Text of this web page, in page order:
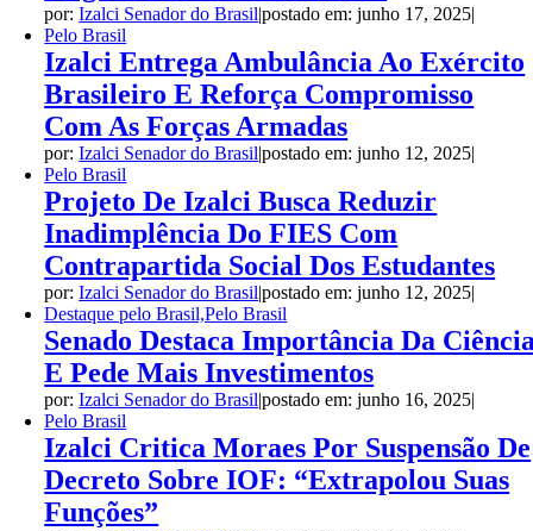
por:Izalci Senador do Brasil|postado em: junho 17, 2025|
Pelo Brasil
Izalci Entrega Ambulância Ao Exército
Brasileiro E Reforça Compromisso
Com As Forças Armadas
por:Izalci Senador do Brasil|postado em: junho 12, 2025|
Pelo Brasil
Projeto De Izalci Busca Reduzir
Inadimplência Do FIES Com
Contrapartida Social Dos Estudantes
por:Izalci Senador do Brasil|postado em: junho 12, 2025|
Destaque pelo Brasil,Pelo Brasil
Senado Destaca Importância Da
E Pede Mais Investimentos
por:Izalci Senador do Brasil|postado em: junho 16, 2025|
Pelo Brasil
Izalci Critica Moraes Por Suspensão De
Decreto Sobre IOF: “Extrapolou Suas
Funções”